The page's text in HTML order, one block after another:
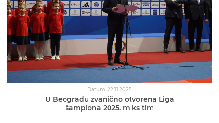
Datum: 22.11.2025
U Beogradu zvanično otvorena Liga
šampiona 2025. miks tim